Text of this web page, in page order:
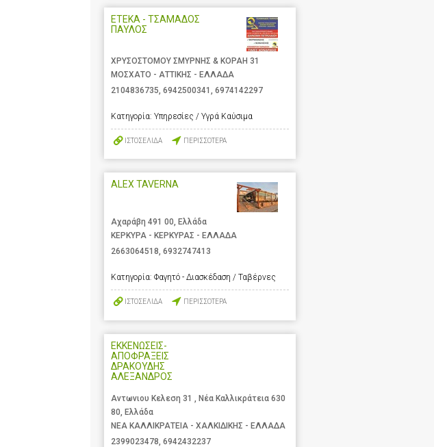
ΕΤΕΚΑ - ΤΣΑΜΑΔΟΣ
ΠΑΥΛΟΣ
ΧΡΥΣΟΣΤΟΜΟΥ ΣΜΥΡΝΗΣ & ΚΟΡΑΗ 31
ΜΟΣΧΑΤΟ - ΑΤΤΙΚΗΣ - ΕΛΛΑΔΑ
2104836735, 6942500341 , 6974142297
Κατηγορία: Υπηρεσίες / Υγρά Καύσιμα
ΙΣΤΟΣΕΛΙΔΑ ΠΕΡΙΣΣΟΤΕΡΑ
ALEX TAVERNA
Αχαράβη 491 00, Ελλάδα
ΚΕΡΚΥΡΑ - ΚΕΡΚΥΡΑΣ - ΕΛΛΑΔΑ
2663064518, 6932747413
Κατηγορία: Φαγητό - Διασκέδαση / Ταβέρνες
ΙΣΤΟΣΕΛΙΔΑ ΠΕΡΙΣΣΟΤΕΡΑ
ΕΚΚΕΝΩΣΕΙΣ-
ΑΠΟΦΡΑΞΕΙΣ
ΔΡΑΚΟΥΔΗΣ
ΑΛΕΞΑΝΔΡΟΣ
Αντωνιου Κελεση 31 , Νέα Καλλικράτεια 630
80, Ελλάδα
ΝΕΑ ΚΑΛΛΙΚΡΑΤΕΙΑ - ΧΑΛΚΙΔΙΚΗΣ - ΕΛΛΑΔΑ
2399023478 6942432237